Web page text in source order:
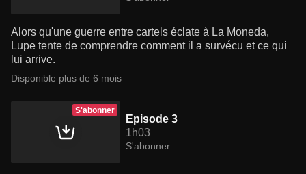
Alors qu'une guerre entre cartels éclate à La Moneda,
Lupe tente de comprendre comment il a survécu et ce qui
lui arrive.
Disponible plus de 6 mois
S'abonner
Episode 3
1h03
S'abonner